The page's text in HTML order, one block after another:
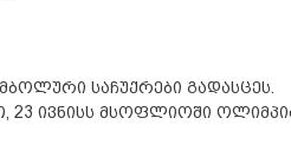
საჩუქრები გადასცეს.
23 ივნისს მსოფლიოში